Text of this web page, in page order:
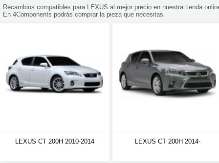
Recambios compatibles para LEXUS al mejor precio en nuestra tienda
En 4Components podrás comprar la pieza que necesitas.
LEXUS CT 200H 2010-2014 LEXUS CT 200H 2014-